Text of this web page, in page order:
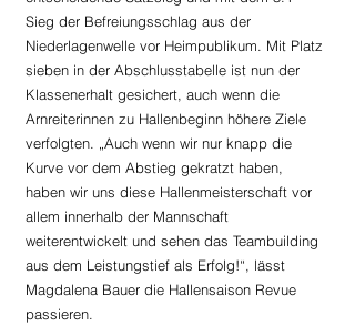
Sieg der Befreiungsschlag aus der
Niederlagenwelle vor Heimpublikum. Mit Platz
sieben in der Abschlusstabelle ist nun der
Klassenerhalt gesichert, auch wenn die
Arnreiterinnen zu Hallenbeginn höhere Ziele
verfolgten. „Auch wenn wir nur knapp die
Kurve vor dem Abstieg gekratzt haben,
haben wir uns diese Hallenmeisterschaft vor
allem innerhalb der Mannschaft
weiterentwickelt und sehen das Teambuilding
aus dem Leistungstief als Erfolg!“, lässt
Magdalena Bauer die Hallensaison Revue
passieren.